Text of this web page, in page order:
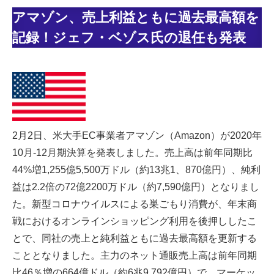
アマゾン、売上利益ともに過去最高額を
記録！ジェフ・ベゾス氏の退任も発表
2月2日、米大手EC事業者アマゾン（Amazon）が2020年
10月-12月期決算を発表しました。売上高は前年同期比
44%増1,255億5,500万ドル（約13兆1、870億円）、純利
益は2.2倍の72億2200万ドル（約7,590億円）となりまし
た。新型コロナウイルスによる巣ごもり消費が、年末商
戦におけるオンラインショッピング利用を後押ししたこ
とで、同社の売上と純利益ともに過去最高額を更新する
こととなりました。主力のネット通販売上高は前年同期